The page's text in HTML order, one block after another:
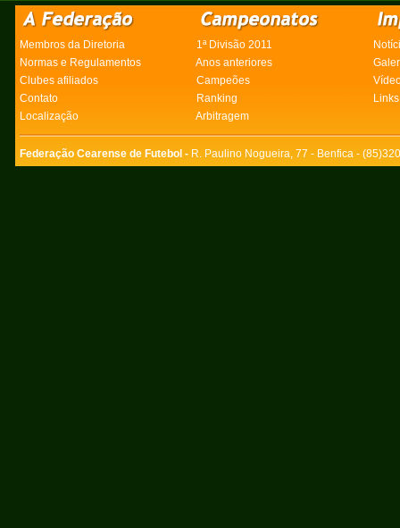
Membros da Diretoria 1ª Divisão 2011
Normas e Regulamentos
Anos anteriores
Clubes afiliados
Campeões
Contato
Ranking
Links
Localização
Arbitragem
Federação Cearense de Futebol - R. Paulino Nogueira, 77 - Benfica -